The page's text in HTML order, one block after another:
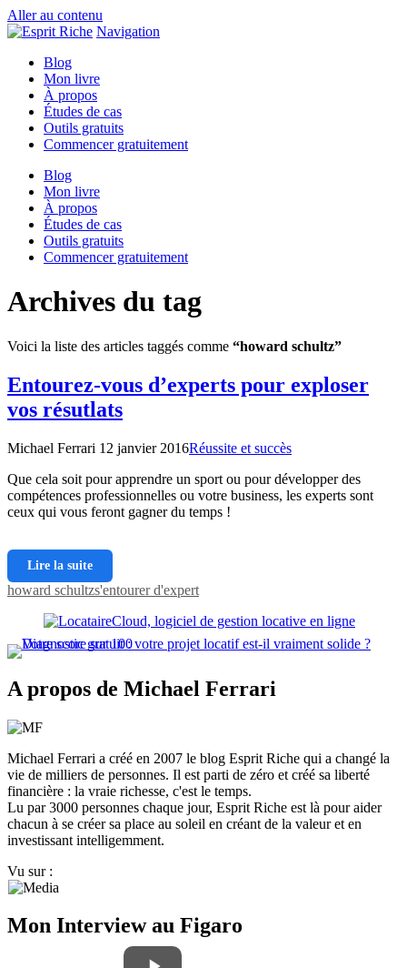
Aller au contenu
Navigation
Blog
Mon livre
À propos
Études de cas
Outils gratuits
Commencer gratuitement
Blog
Mon livre
À propos
Études de cas
Outils gratuits
Commencer gratuitement
Archives du tag
Voici la liste des articles taggés comme “howard schultz”
Entourez-vous d’experts pour exploser
vos résutlats
Michael Ferrari 12 janvier 2016Réussite et succès
Que cela soit pour apprendre un sport ou pour développer des
compétences professionnelles ou votre business, les experts sont
ceux qui vous feront gagner du temps !
Lire la suite
howard schultzs'entourer d'expert
A propos de Michael Ferrari
Michael Ferrari a créé en 2007 le blog Esprit Riche qui a changé la
vie de milliers de personnes. Il est parti de zéro et créé sa liberté
financière : la vraie richesse, c'est le temps.
Lu par 3000 personnes chaque jour, Esprit Riche est là pour aider
chacun à se créer sa place au soleil en créant de la valeur et en
investissant intelligemment.
Vu sur :
Mon Interview au Figaro